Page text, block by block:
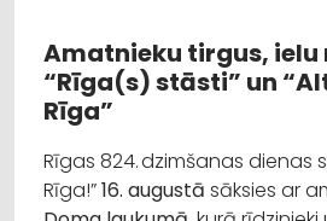
Amatnieku tirgus,
“Rīga(s) stāsti” un
Rīga”
Rīgas 824. dzimšanas dienas
Rīga!”16. augustā sāksies ar